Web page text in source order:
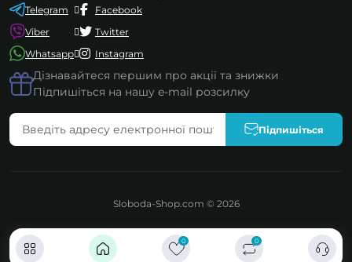
0 0
Telegram
Viber
Whatsapp
Facebook
Twitter
Instagram
Дізнавайтеся першим про акції та знижки
Підпишіться на нашу e-mail розсилку
Підпишіться
Sloboda-Shop.com © 2026